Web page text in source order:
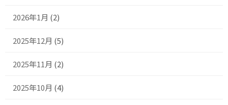
2026年1月 (2)
2025年12月 (5)
2025年11月 (2)
2025年10月 (4)